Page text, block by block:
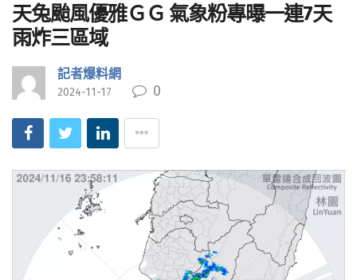
天兔颱風優雅ＧＧ 氣象粉專曝一連7天
雨炸三區域
記者爆料網
2024-11-17 0